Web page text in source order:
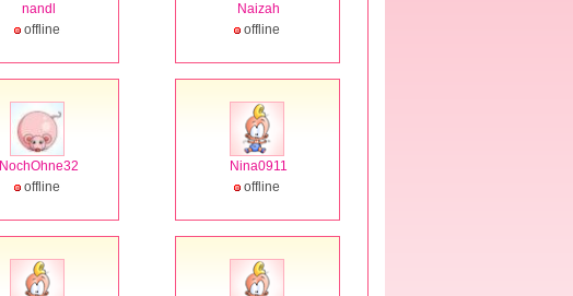
nandl
offline
Naizah
offline
NochOhne32
offline
Nina0911
offline